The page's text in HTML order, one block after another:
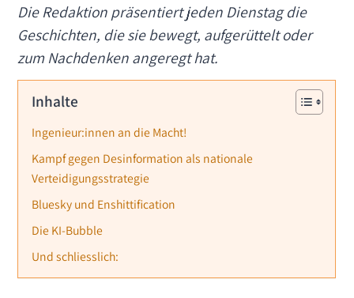
Die Redaktion präsentiert jeden Dienstag die
Geschichten, die sie bewegt, aufgerüttelt oder
zum Nachdenken angeregt hat.
Inhalte
Ingenieur:innen an die Macht!
Kampf gegen Desinformation als nationale
Verteidigungsstrategie
Bluesky und Enshittification
Die KI-Bubble
Und schliesslich: